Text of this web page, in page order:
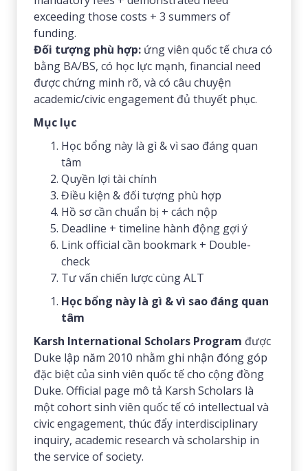
exceeding those costs + 3 summers of
funding.
Đối tượng phù hợp: ứng viên quốc tế chưa có
bằng BA/BS, có học lực mạnh, financial need
được chứng minh rõ, và có câu chuyện
academic/civic engagement đủ thuyết phục.
Mục lục
Học bổng này là gì & vì sao đáng quan
tâm
Quyền lợi tài chính
Điều kiện & đối tượng phù hợp
Hồ sơ cần chuẩn bị + cách nộp
Deadline + timeline hành động gợi ý
Link official cần bookmark + Double-
check
Tư vấn chiến lược cùng ALT
Học bổng này là gì & vì sao đáng quan
tâm
Karsh International Scholars Program được
Duke lập năm 2010 nhằm ghi nhận đóng góp
đặc biệt của sinh viên quốc tế cho cộng đồng
Duke. Official page mô tả Karsh Scholars là
một cohort sinh viên quốc tế có intellectual và
civic engagement, thúc đẩy interdisciplinary
inquiry, academic research và scholarship in
the service of society.